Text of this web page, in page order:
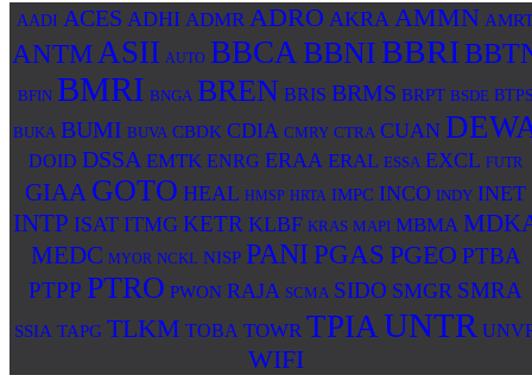
AADI ACES ADHI ADMR ADRO AKRA AMMN
ANTM ASII AUTO BBCA BBNIBBRI
BFIN BMRI BNGA BREN BRIS BRMS BRPT BSDE
BUKA BUMI BUVA CBDK CDIA CMRY CTRA CUAN
DOID DSSA EMTK ENRG ERAA ERAL ESSA EXCL FUTR
GIAA GOTO HEAL HMSP HRTA IMPC INCO INDY INET
INTP ISAT ITMG KETR KLBF KRAS MAPI MBMA
MEDC MYOR NCKL NISP PANIPGAS PGEO PTBA
PTPP PTRO PWON RAJA SCMA SIDO SMGR SMRA
SSIA TAPG TLKM TOBA TOWR TPIA UNTR
WIFI